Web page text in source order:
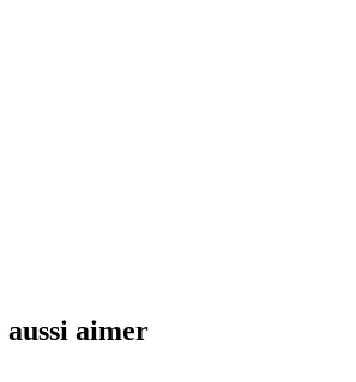
aimer